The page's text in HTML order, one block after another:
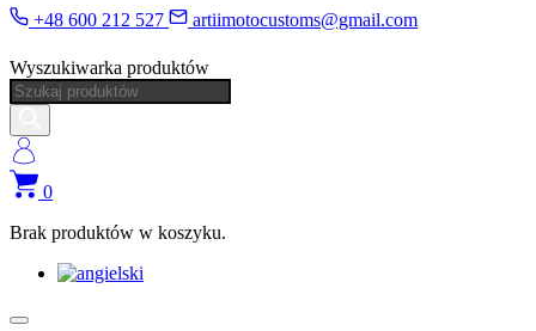
+48 600 212 527 artiimotocustoms@gmail.com
Wyszukiwarka produktów
0
Brak produktów w koszyku.